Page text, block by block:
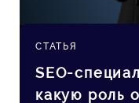
СТАТЬЯ
SEO-
какую роль